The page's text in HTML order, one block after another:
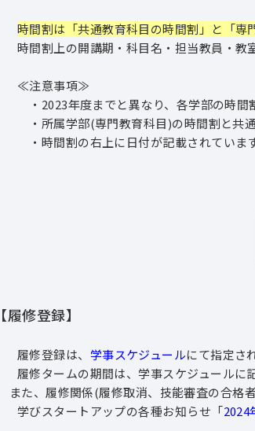
時間割は「共通教育科目の時間割」と「
時間割上の開講期・科目名・担当教員・教
≪注意事項≫
・2023年度までと異なり、各学部の時間割
・所属学部(専門教育科目)の時間割と共通
・時間割の右上に日付が記載されています
【履修登録】
履修登録は、 学事スケジュールにて指定さ
履修タームの期間は、学事スケジュールに
また、履修関係(履修取消、技能審査の合格
学びスタートアップの各種お知らせ「2024